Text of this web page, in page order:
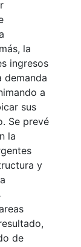
la
ingresos
demanda
a
sus
Se prevé
la
y
de